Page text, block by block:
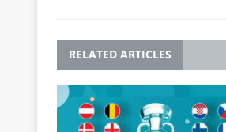
RELATED ARTICLES